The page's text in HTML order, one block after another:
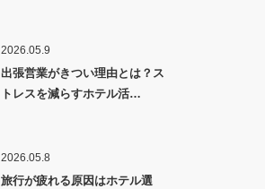
2026.05.9
出張営業がきつい理由とは？ス
トレスを減らすホテル活…
2026.05.8
旅行が疲れる原因はホテル選